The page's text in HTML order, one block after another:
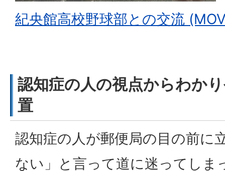
紀央館高校野球部との交流
認知症の人の視点からわか
置
認知症の人が郵便局の目の前に
ない」と言って道に迷ってしま